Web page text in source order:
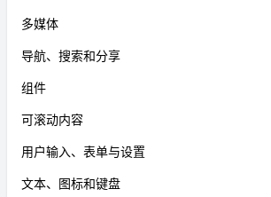
多媒体
导航、搜索和分享
组件
可滚动内容
用户输入、表单与设置
文本、图标和键盘